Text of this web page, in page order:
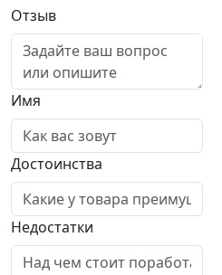
Отзыв
Имя
Достоинства
Недостатки